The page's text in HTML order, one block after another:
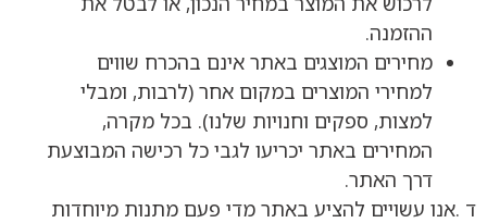
ההזמנה.
מחירים המוצגים באתר אינם בהכרח שווים
למחירי המוצרים במקום אחר (לרבות, ומבלי
למצות, ספקים וחנויות שלנו). בכל מקרה,
המחירים באתר יכריעו לגבי כל רכישה המבוצעת
דרך האתר.
ד .אנו עשויים להציע באתר מדי פעם מתנות מיוחדות